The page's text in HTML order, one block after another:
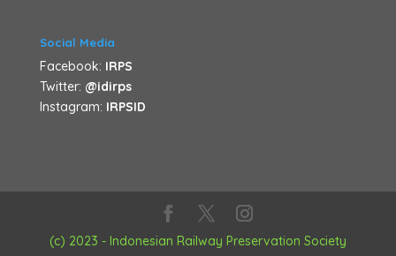
Social Media
Facebook: IRPS
Twitter: @idirps
Instagram: IRPSID
(c) 2023 - Indonesian Railway Preservation Society